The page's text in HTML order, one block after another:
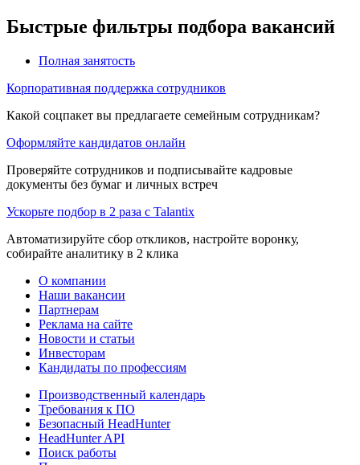
Быстрые фильтры подбора вакансий
Полная занятость
Корпоративная поддержка сотрудников
Какой соцпакет вы предлагаете семейным сотрудникам?
Оформляйте кандидатов онлайн
Проверяйте сотрудников и подписывайте кадровые
документы без бумаг и личных встреч
Ускорьте подбор в 2 раза с Talantix
Автоматизируйте сбор откликов, настройте воронку,
собирайте аналитику в 2 клика
О компании
Наши вакансии
Партнерам
Реклама на сайте
Новости и статьи
Инвесторам
Кандидаты по профессиям
Производственный календарь
Требования к ПО
Безопасный HeadHunter
HeadHunter API
Поиск работы